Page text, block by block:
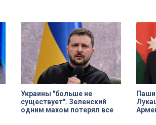
Украины "больше не
существует". Зеленский
одним махом потерял все